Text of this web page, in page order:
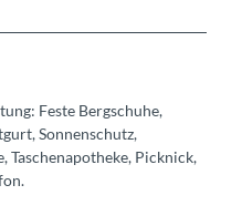
Feste Bergschuhe,
Sonnenschutz,
Taschenapotheke, Picknick,